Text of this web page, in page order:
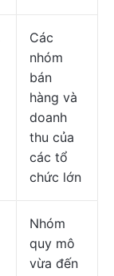
Các
nhóm
bán
hàng và
doanh
thu của
các tổ
chức lớn
Nhóm
quy mô
vừa đến